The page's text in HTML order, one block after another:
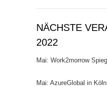
NÄCHSTE
2022
Mai: Work2morrow
Mai: AzureGlobal in Köln